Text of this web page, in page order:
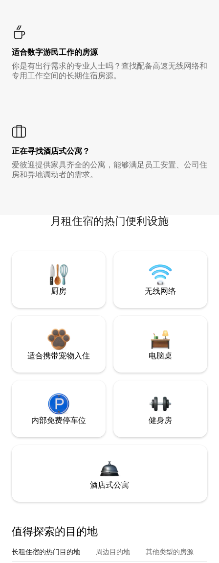
适合数字游民工作的房源
你是有出行需求的专业人士吗？查找配备高速无线网络和
专用工作空间的长期住宿房源。
正在寻找酒店式公寓？
爱彼迎提供家具齐全的公寓，能够满足员工安置、公司住
房和异地调动者的需求。
月租住宿的热门便利设施
厨房 无线网络
适合携带宠物入住 电脑桌
内部免费停车位 健身房
酒店式公寓
值得探索的目的地
长租住宿的热门目的地 周边目的地 其他类型的房源